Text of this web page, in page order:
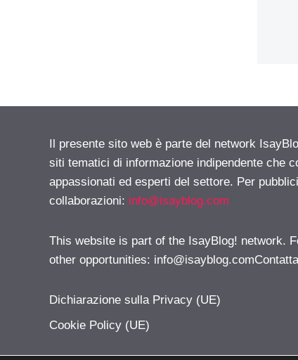
Il presente sito web è parte del network
siti tematici di informazione indipendente che
appassionati ed esperti del settore. Per
collaborazioni: info@isayblog.com
This website is part of the IsayBlog! network.
other opportunities:
Dichiarazione sulla Privacy (UE)
Cookie Policy (UE)